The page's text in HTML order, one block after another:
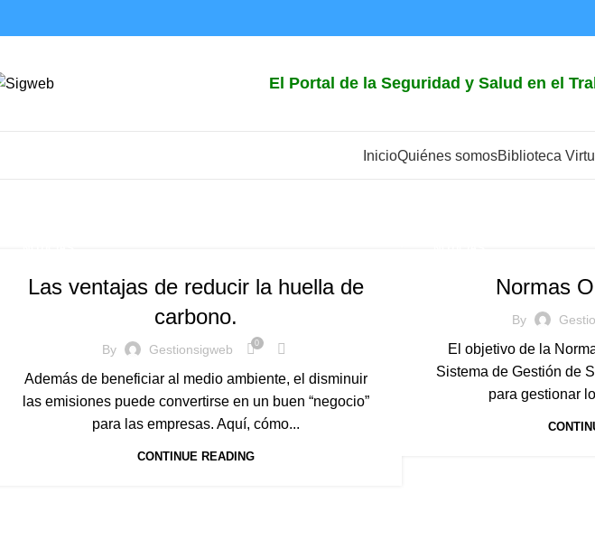
El Portal de la Seguridad y Salud en el
InicioQuiénes somosBiblioteca
Las ventajas de reducir la huella de
carbono.
By Gestionsigweb 0
Además de beneficiar al medio ambiente, el disminuir
las emisiones puede convertirse en un buen “negocio”
para las empresas. Aquí, cómo...
CONTINUE READING
Normas
By
El objetivo de la
Sistema de Gestión de
para gestionar